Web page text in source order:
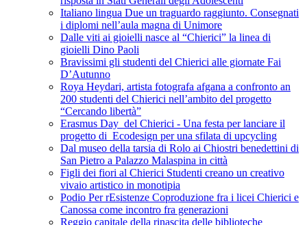
Italiano lingua Due un traguardo raggiunto. Consegnati
i diplomi nell’aula magna di Unimore
Dalle viti ai gioielli nasce al “Chierici” la linea di
gioielli Dino Paoli
Bravissimi gli studenti del Chierici alle giornate Fai
D’Autunno
Roya Heydari, artista fotografa afgana a confronto an
200 studenti del Chierici nell’ambito del progetto
“Cercando libertà”
Erasmus Day del Chierici - Una festa per lanciare il
progetto di Ecodesign per una sfilata di upcycling
Dal museo della tarsia di Rolo ai Chiostri benedettini di
San Pietro a Palazzo Malaspina in città
Figli dei fiori al Chierici Studenti creano un creativo
vivaio artistico in monotipia
Podio Per rEsistenze Coproduzione fra i licei Chierici e
Canossa come incontro fra generazioni
Reggio capitale della rinascita delle biblioteche